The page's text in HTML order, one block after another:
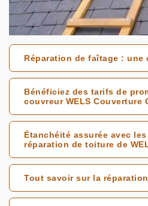
Réparation de faîtage : une
Bénéficiez des tarifs de
couvreur WELS Couverture
Étanchéité assurée avec
réparation de toiture de
Tout savoir sur la